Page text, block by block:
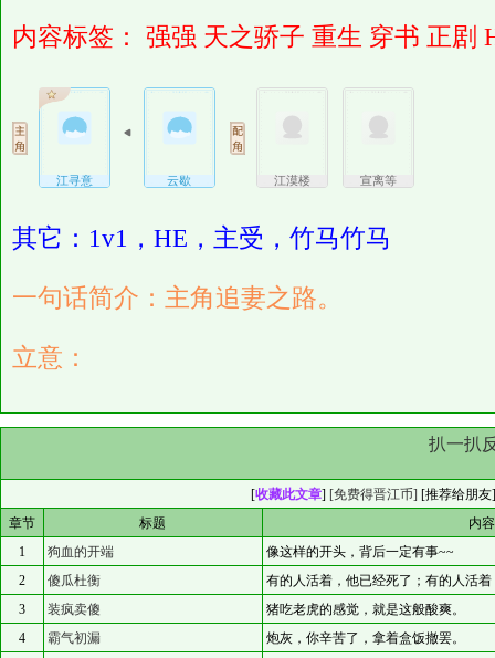
内容标签：
强强 天之骄子 重生 穿书 正剧
江寻意 云歇 江漠楼 宣离等
其它：1v1，HE，主受，竹马竹马
一句话简介：主角追妻之路。
立意：
扒一扒
[收藏此文章] [免费得晋江币] [推荐给朋友
章节
标题
内
1
狗血的开端
像这样的开头，背后一定有事~~
2
傻瓜杜衡
有的人活着，他已经死了；有的人活
3
装疯卖傻
猪吃老虎的感觉，就是这般酸爽。
4
霸气初漏
炮灰，你辛苦了，拿着盒饭撤罢。